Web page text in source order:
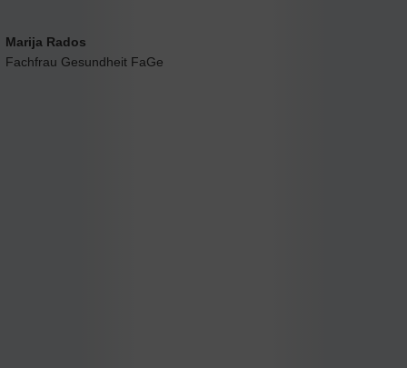
Marija Rados
Fachfrau Gesundheit FaGe